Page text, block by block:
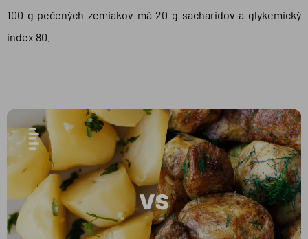
100 g pečených zemiakov má 20 g sacharidov a glykemický
index 80.